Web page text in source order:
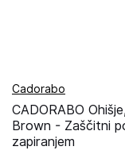
Cadorabo
CADORABO
Brown - Zaščitni
zapiranjem